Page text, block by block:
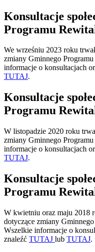
Konsultacje
Programu
We wrześniu 2023 roku
zmiany Gminnego
informacje o konsultacjach
TUTAJ.
Konsultacje
Programu
W listopadzie 2020 roku
zmiany Gminnego
informacje o konsultacjach
TUTAJ.
Konsultacje
Programu
W kwietniu oraz maju 2018
dotyczące zmiany
Wszelkie informacje o
znaleźć TUTAJ lub TUTAJ.